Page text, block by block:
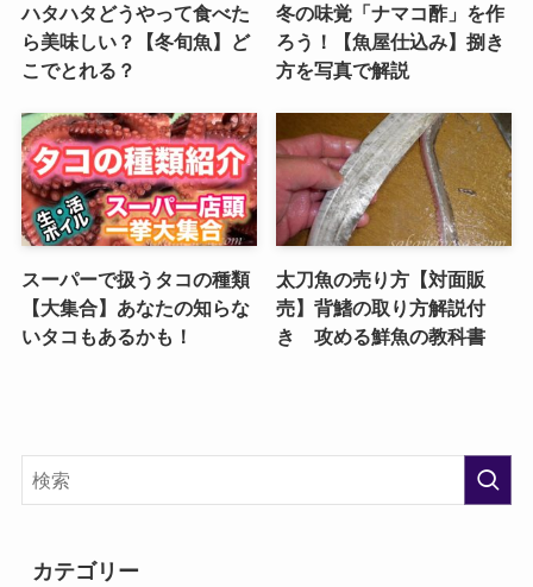
ハタハタどうやって食べた
ら美味しい？【冬旬魚】ど
こでとれる？
冬の味覚「ナマコ酢」を作
ろう！【魚屋仕込み】捌き
方を写真で解説
スーパーで扱うタコの種類
【大集合】あなたの知らな
いタコもあるかも！
太刀魚の売り方【対面販
売】背鰭の取り方解説付
き 攻める鮮魚の教科書
カテゴリー